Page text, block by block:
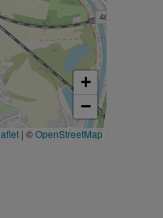
+
−
| ©OpenStreetMap